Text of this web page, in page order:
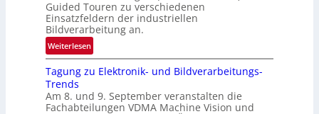
t
e
M
ö
g
l
c
k
k
e
h
d
e
r
Guided Touren zu verschiedenen
Einsatzfeldern der industriellen
Bildverarbeitung an.
Weiterlesen:
G
u
d
Tagung zu Elektronik- und Bildverarbeitungs-
Trends
Am 8. und 9. September veranstalten die
Fachabteilungen VDMA Machine Vision und